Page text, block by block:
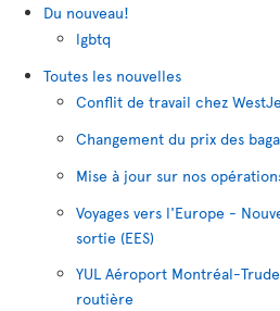
Du nouveau!
lgbtq
Toutes les nouvelles
Conflit de travail chez
Changement du prix des
Mise à jour sur nos
Voyages vers l'Europe -
sortie (EES)
YUL Aéroport Montréal-
routière